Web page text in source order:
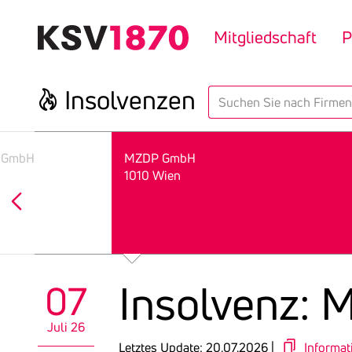
Mitgliedschaft
Insol­venzen search
MZDP GmbH
1010 Wien
07
Juli 26 Insol­venz:
Letztes Update: 20.07.2026 |